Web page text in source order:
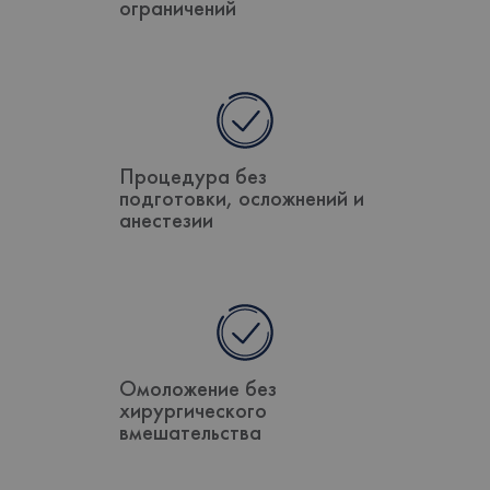
ограничений
Процедура без
подготовки, осложнений и
анестезии
Омоложение без
хирургического
вмешательства